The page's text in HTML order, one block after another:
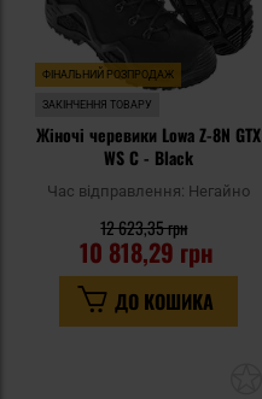
ФІНАЛЬНИЙ РОЗПРОДАЖ
ЗАКІНЧЕННЯ ТОВАРУ
Жіночі черевики Lowa Z-8N GTX
WS C - Black
Час відправлення: Негайно
10 818,29 грн
12 623,35 грн
ДО КОШИКА